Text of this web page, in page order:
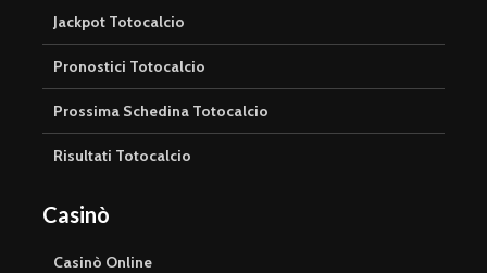
Jackpot Totocalcio
Pronostici Totocalcio
Prossima Schedina Totocalcio
Risultati Totocalcio
Casinò
Casinò Online